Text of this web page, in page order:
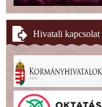
Hivatali kapcsolat